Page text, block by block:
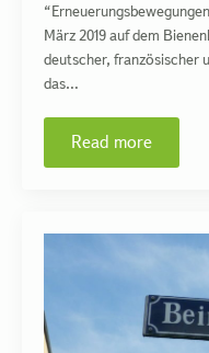
März 2019 auf dem
deutscher, französischer
das…
Read more